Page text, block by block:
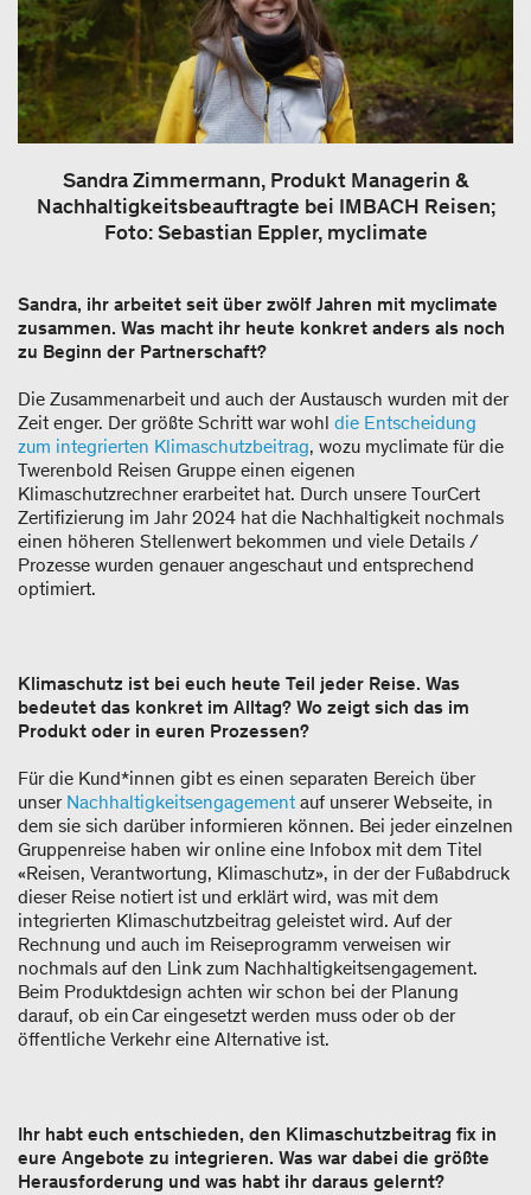
Sandra Zimmermann, Produkt Managerin &
Nachhaltigkeitsbeauftragte bei IMBACH Reisen;
Foto: Sebastian Eppler, myclimate
Sandra, ihr arbeitet seit über zwölf Jahren mit myclimate
zusammen. Was macht ihr heute konkret anders als noch
zu Beginn der Partnerschaft?
Die Zusammenarbeit und auch der Austausch wurden mit der
Zeit enger. Der größte Schritt war wohl die Entscheidung
zum integrierten Klimaschutzbeitrag, wozu myclimate für die
Twerenbold Reisen Gruppe einen eigenen
Klimaschutzrechner erarbeitet hat. Durch unsere TourCert
Zertifizierung im Jahr 2024 hat die Nachhaltigkeit nochmals
einen höheren Stellenwert bekommen und viele Details /
Prozesse wurden genauer angeschaut und entsprechend
optimiert.
Klimaschutz ist bei euch heute Teil jeder Reise. Was
bedeutet das konkret im Alltag? Wo zeigt sich das im
Produkt oder in euren Prozessen?
Für die Kund*innen gibt es einen separaten Bereich über
unser Nachhaltigkeitsengagement auf unserer Webseite, in
dem sie sich darüber informieren können. Bei jeder einzelnen
Gruppenreise haben wir online eine Infobox mit dem Titel
«Reisen, Verantwortung, Klimaschutz», in der der Fußabdruck
dieser Reise notiert ist und erklärt wird, was mit dem
integrierten Klimaschutzbeitrag geleistet wird. Auf der
Rechnung und auch im Reiseprogramm verweisen wir
nochmals auf den Link zum Nachhaltigkeitsengagement.
Beim Produktdesign achten wir schon bei der Planung
darauf, ob ein Car eingesetzt werden muss oder ob der
öffentliche Verkehr eine Alternative ist.
Ihr habt euch entschieden, den Klimaschutzbeitrag fix in
eure Angebote zu integrieren. Was war dabei die größte
Herausforderung und was habt ihr daraus gelernt?